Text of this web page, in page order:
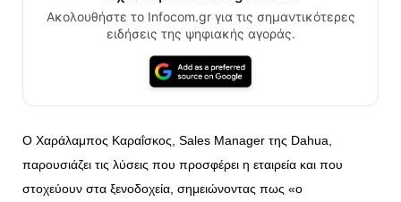
Ακολουθήστε το Infocom.gr για τις σημαντικότερες
ειδήσεις της ψηφιακής αγοράς.
Ο Χαράλαμπος Καραΐσκος, Sales Manager της Dahua,
παρουσιάζει τις λύσεις που προσφέρει η εταιρεία και που
στοχεύουν στα ξενοδοχεία, σημειώνοντας πως «ο